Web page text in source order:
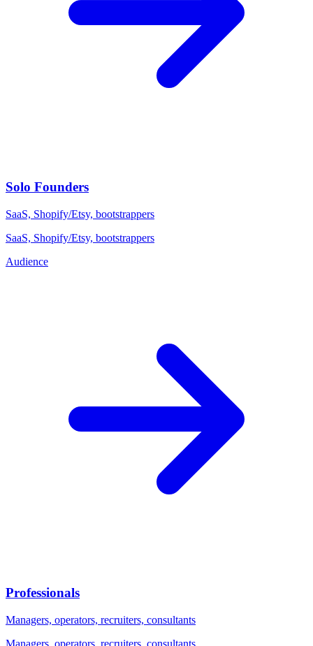
Solo Founders
SaaS, Shopify/Etsy, bootstrappers
SaaS, Shopify/Etsy, bootstrappers
Audience
Professionals
Managers, operators, recruiters, consultants